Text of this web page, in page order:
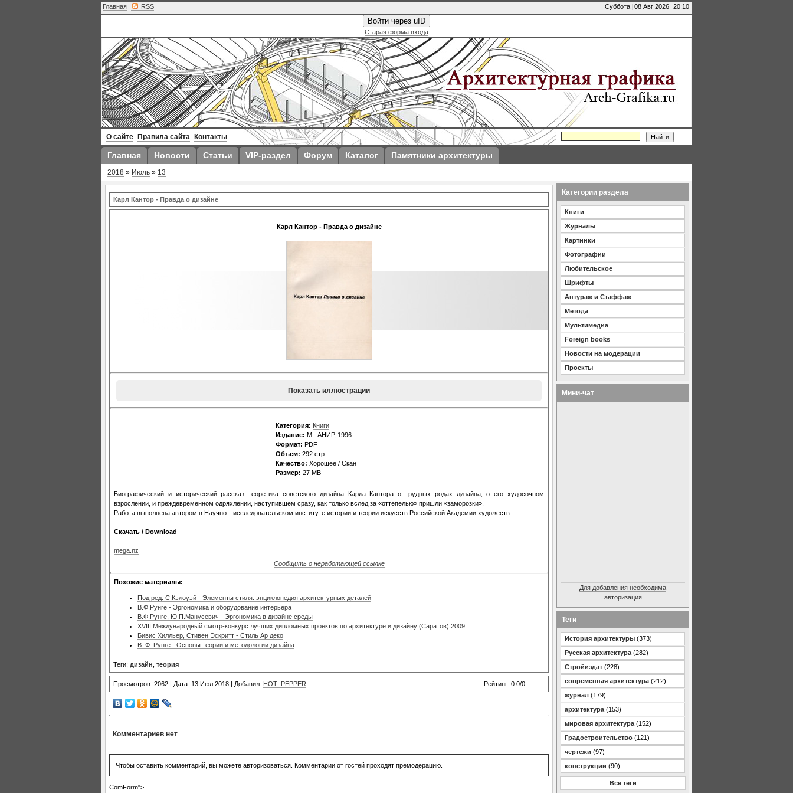
Суббота | 08 Авг 2026 | 20:10
Главная | RSS
Войти через uID
Старая форма входа
О сайте Правила сайта Контакты
Главная Новости Статьи VIP-раздел Форум Каталог Памятники архитектуры
2018 » Июль » 13
Карл Кантор - Правда о дизайне
Карл Кантор - Правда о дизайне
Показать иллюстрации
Категория: Книги
Издание: М.: АНИР, 1996
Формат: PDF
Объем: 292 стр.
Качество: Хорошее / Скан
Размер: 27 MB
Биографический и исторический рассказ теоретика советского дизайна Карла Кантора о трудных родах дизайна, о его худосочном
взрослении, и преждевременном одряхлении, наступившем сразу, как только вслед за «оттепелью» пришли «заморозки».
Работа выполнена автором в Научно—исследовательском институте истории и теории искусств Российской Академии художеств.
Скачать / Download
mega.nz
Сообщить о неработающей ссылке
Похожие материалы:
Под ред. С.Кэлоуэй - Элементы стиля: энциклопедия архитектурных деталей
В.Ф.Рунге - Эргономика и оборудование интерьера
В.Ф.Рунге, Ю.П.Манусевич - Эргономика в дизайне среды
XVIII Международный смотр-конкурс лучших дипломных проектов по архитектуре и дизайну (Саратов) 2009
Бивис Хилльер, Стивен Эскритт - Стиль Ар деко
В. Ф. Рунге - Основы теории и методологии дизайна
Теги: дизайн теория
Просмотров: 2062 | Дата: 13 Июл 2018 | Добавил: HOT_PEPPER Рейтинг: 0.0/0
Комментариев нет
Чтобы оставить комментарий, вы можете авторизоваться. Комментарии от гостей проходят премодерацию.
ComForm">
Категории раздела
Книги
Журналы
Картинки
Фотографии
Любительское
Шрифты
Антураж и Стаффаж
Метода
Мультимедиа
Foreign books
Новости на модерации
Проекты
Мини-чат
Для добавления необходима
авторизация
Теги
История архитектуры (373)
Русская архитектура (282)
Стройиздат (228)
современная архитектура (212)
журнал (179)
архитектура (153)
мировая архитектура (152)
Градостроительство (121)
чертежи (97)
конструкции (90)
Все теги